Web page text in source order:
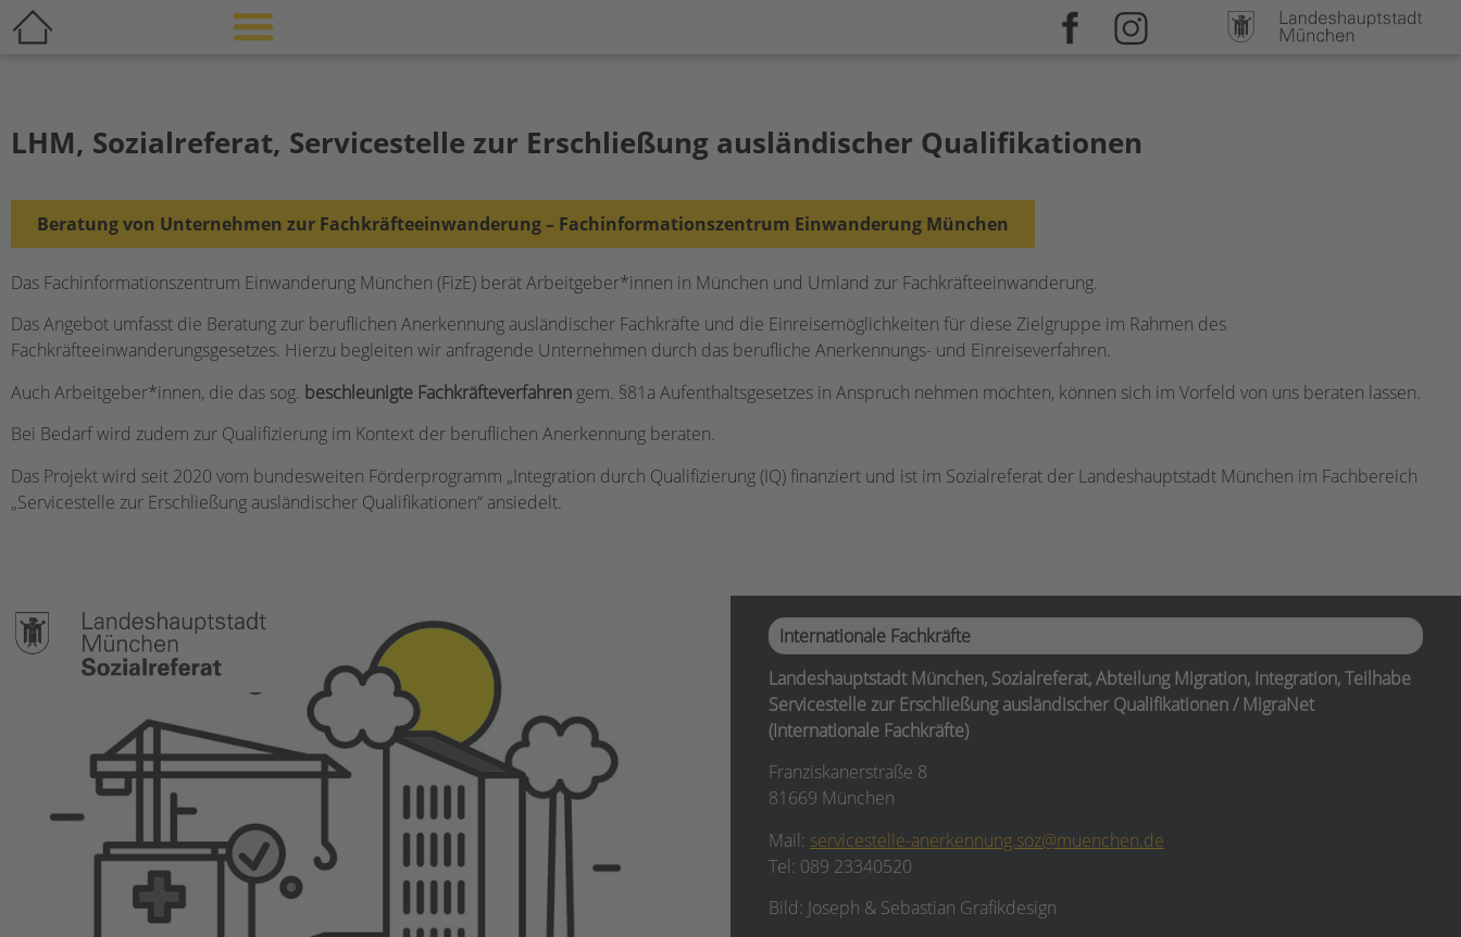
LHM, Sozialreferat, Servicestelle zur Erschließung ausländischer Qualifikationen
Beratung von Unternehmen zur Fachkräfteeinwanderung – Fachinformationszentrum Einwanderung München
Das Fachinformationszentrum Einwanderung München (FizE) berät Arbeitgeber*innen in München und Umland zur Fachkräfteeinwanderung.
Das Angebot umfasst die Beratung zur beruflichen Anerkennung ausländischer Fachkräfte und die Einreisemöglichkeiten für diese Zielgruppe im Rahmen des
Fachkräfteeinwanderungsgesetzes. Hierzu begleiten wir anfragende Unternehmen durch das berufliche Anerkennungs- und Einreiseverfahren.
Auch Arbeitgeber*innen, die das sog. beschleunigte Fachkräfteverfahren gem. §81a Aufenthaltsgesetzes in Anspruch nehmen möchten, können sich im Vorfeld von uns beraten lassen.
Bei Bedarf wird zudem zur Qualifizierung im Kontext der beruflichen Anerkennung beraten.
Das Projekt wird seit 2020 vom bundesweiten Förderprogramm „Integration durch Qualifizierung (IQ) finanziert und ist im Sozialreferat der Landeshauptstadt München im Fachbereich
„Servicestelle zur Erschließung ausländischer Qualifikationen“ ansiedelt.
Internationale Fachkräfte
Landeshauptstadt München, Sozialreferat, Abteilung Migration, Integration, Teilhabe
Servicestelle zur Erschließung ausländischer Qualifikationen / MigraNet
(Internationale Fachkräfte)
Franziskanerstraße 8
81669 München
Mail: servicestelle-anerkennung.soz@muenchen.de
Tel: 089 23340520
Bild: Joseph & Sebastian Grafikdesign